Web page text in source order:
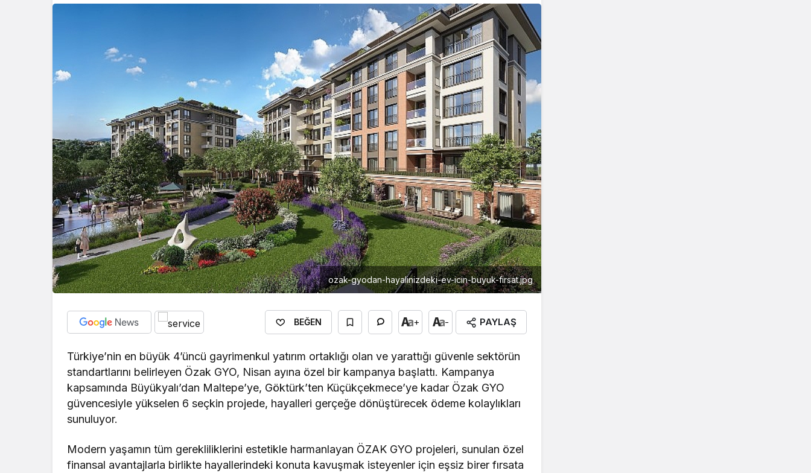
ozak-gyodan-hayalinizdeki-ev-icin-buyuk-firsat.jpg
BEĞEN + - PAYLAŞ
Türkiye’nin en büyük 4’üncü gayrimenkul yatırım ortaklığı olan ve yarattığı güvenle sektörün
standartlarını belirleyen Özak GYO, Nisan ayına özel bir kampanya başlattı. Kampanya
kapsamında Büyükyalı’dan Maltepe’ye, Göktürk’ten Küçükçekmece’ye kadar Özak GYO
güvencesiyle yükselen 6 seçkin projede, hayalleri gerçeğe dönüştürecek ödeme kolaylıkları
sunuluyor.
Modern yaşamın tüm gerekliliklerini estetikle harmanlayan ÖZAK GYO projeleri, sunulan özel
finansal avantajlarla birlikte hayallerindeki konuta kavuşmak isteyenler için eşsiz birer fırsata